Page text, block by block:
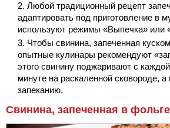
Любой традиционный рецепт
адаптировать под приготовление в
используют режимы «Выпечка» или
Чтобы свинина, запеченная
опытные кулинары рекомендуют
этого свинину поджаривают с
минуте на раскаленной сковороде,
запеканию.
Свинина, запеченная в фольге